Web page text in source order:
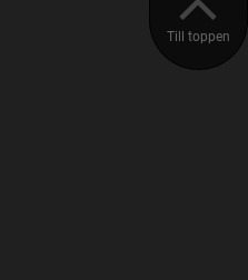
Till toppen